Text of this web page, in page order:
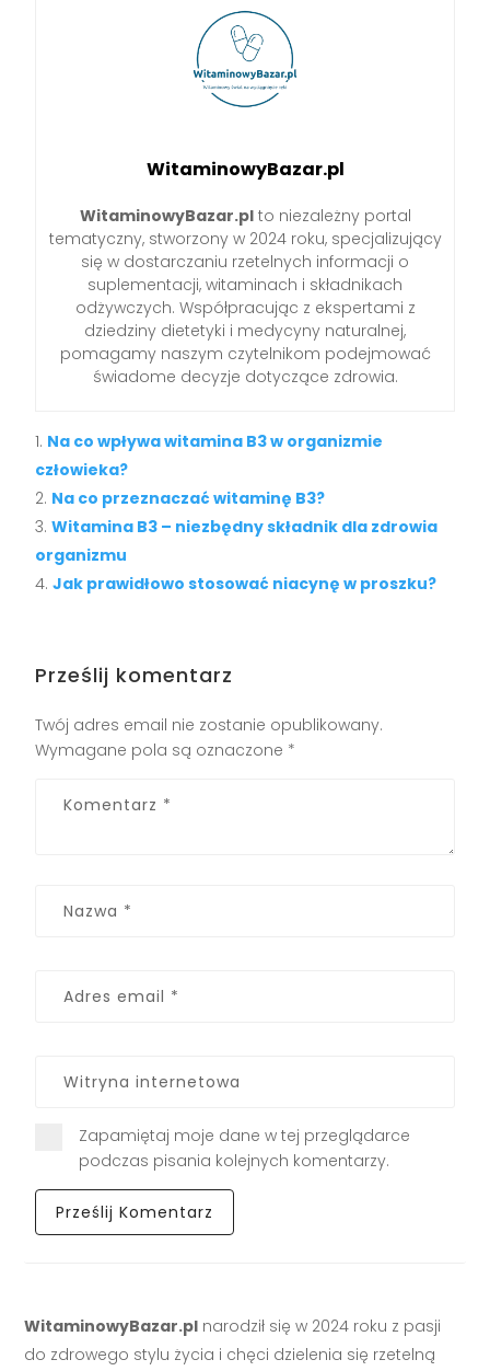
WitaminowyBazar.pl
WitaminowyBazar.plto niezależny portal
tematyczny, stworzony w 2024 roku, specjalizujący
się w dostarczaniu rzetelnych informacji o
suplementacji, witaminach i składnikach
odżywczych. Współpracując z ekspertami z
dziedziny dietetyki i medycyny naturalnej,
pomagamy naszym czytelnikom podejmować
świadome decyzje dotyczące zdrowia.
Na co wpływa witamina B3 w organizmie
człowieka?
Na co przeznaczać witaminę B3?
Witamina B3 – niezbędny składnik dla zdrowia
organizmu
Jak prawidłowo stosować niacynę w proszku?
Prześlij komentarz
Twój adres email nie zostanie opublikowany.
Wymagane pola są oznaczone *
Zapamiętaj moje dane w tej przeglądarce
podczas pisania kolejnych komentarzy.
WitaminowyBazar.pl narodził się w 2024 roku z pasji
do zdrowego stylu życia i chęci dzielenia się rzetelną